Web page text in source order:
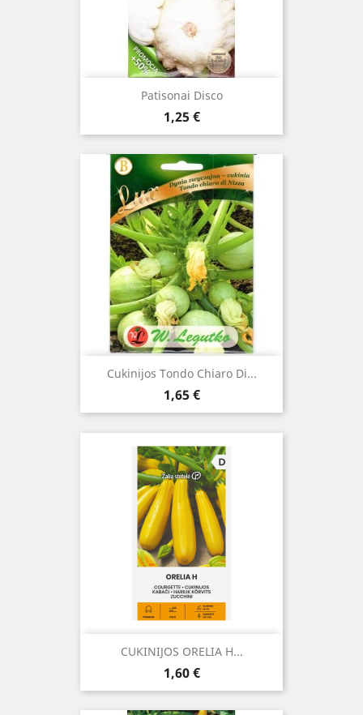
Patisonai Disco
Kaina
1,25 €
Cukinijos Tondo Chiaro Di...
Kaina
1,65 €
CUKINIJOS ORELIA H...
Kaina
1,60 €